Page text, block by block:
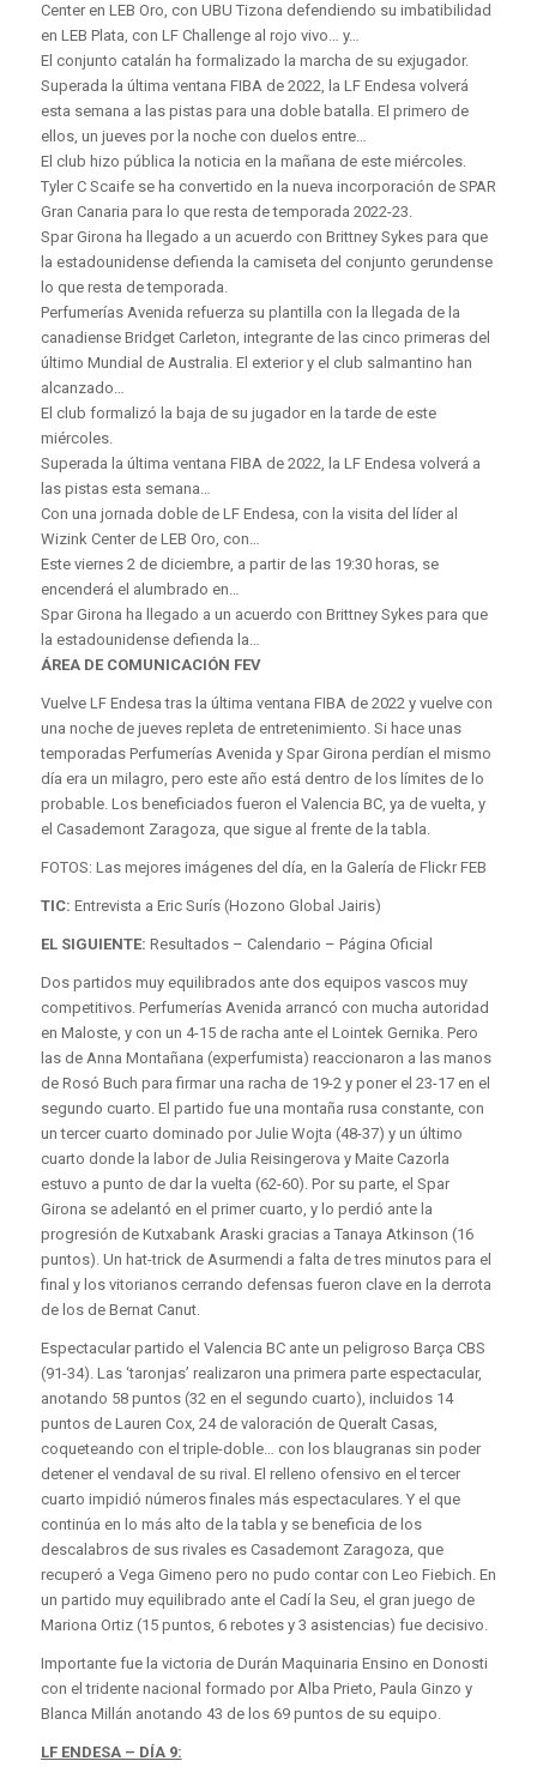
Center en LEB Oro, con UBU Tizona defendiendo su imbatibilidad
en LEB Plata, con LF Challenge al rojo vivo… y…
El conjunto catalán ha formalizado la marcha de su exjugador.
Superada la última ventana FIBA ​​de 2022, la LF Endesa volverá
esta semana a las pistas para una doble batalla. El primero de
ellos, un jueves por la noche con duelos entre…
El club hizo pública la noticia en la mañana de este miércoles.
Tyler C Scaife se ha convertido en la nueva incorporación de SPAR
Gran Canaria para lo que resta de temporada 2022-23.
Spar Girona ha llegado a un acuerdo con Brittney Sykes para que
la estadounidense defienda la camiseta del conjunto gerundense
lo que resta de temporada.
Perfumerías Avenida refuerza su plantilla con la llegada de la
canadiense Bridget Carleton, integrante de las cinco primeras del
último Mundial de Australia. El exterior y el club salmantino han
alcanzado…
El club formalizó la baja de su jugador en la tarde de este
miércoles.
Superada la última ventana FIBA ​​de 2022, la LF Endesa volverá a
las pistas esta semana…
Con una jornada doble de LF Endesa, con la visita del líder al
Wizink Center de LEB Oro, con…
Este viernes 2 de diciembre, a partir de las 19:30 horas, se
encenderá el alumbrado en…
Spar Girona ha llegado a un acuerdo con Brittney Sykes para que
la estadounidense defienda la…
ÁREA DE COMUNICACIÓN FEV
Vuelve LF Endesa tras la última ventana FIBA ​​de 2022 y vuelve con
una noche de jueves repleta de entretenimiento. Si hace unas
temporadas Perfumerías Avenida y Spar Girona perdían el mismo
día era un milagro, pero este año está dentro de los límites de lo
probable. Los beneficiados fueron el Valencia BC, ya de vuelta, y
el Casademont Zaragoza, que sigue al frente de la tabla.
FOTOS: Las mejores imágenes del día, en la Galería de Flickr FEB
TIC: Entrevista a Eric Surís (Hozono Global Jairis)
EL SIGUIENTE: Resultados – Calendario – Página Oficial
Dos partidos muy equilibrados ante dos equipos vascos muy
competitivos. Perfumerías Avenida arrancó con mucha autoridad
en Maloste, y con un 4-15 de racha ante el Lointek Gernika. Pero
las de Anna Montañana (experfumista) reaccionaron a las manos
de Rosó Buch para firmar una racha de 19-2 y poner el 23-17 en el
segundo cuarto. El partido fue una montaña rusa constante, con
un tercer cuarto dominado por Julie Wojta (48-37) y un último
cuarto donde la labor de Julia Reisingerova y Maite Cazorla
estuvo a punto de dar la vuelta (62-60). Por su parte, el Spar
Girona se adelantó en el primer cuarto, y lo perdió ante la
progresión de Kutxabank Araski gracias a Tanaya Atkinson (16
puntos). Un hat-trick de Asurmendi a falta de tres minutos para el
final y los vitorianos cerrando defensas fueron clave en la derrota
de los de Bernat Canut.
Espectacular partido el Valencia BC ante un peligroso Barça CBS
(91-34). Las ‘taronjas’ realizaron una primera parte espectacular,
anotando 58 puntos (32 en el segundo cuarto), incluidos 14
puntos de Lauren Cox, 24 de valoración de Queralt Casas,
coqueteando con el triple-doble… con los blaugranas sin poder
detener el vendaval de su rival. El relleno ofensivo en el tercer
cuarto impidió números finales más espectaculares. Y el que
continúa en lo más alto de la tabla y se beneficia de los
descalabros de sus rivales es Casademont Zaragoza, que
recuperó a Vega Gimeno pero no pudo contar con Leo Fiebich. En
un partido muy equilibrado ante el Cadí la Seu, el gran juego de
Mariona Ortiz (15 puntos, 6 rebotes y 3 asistencias) fue decisivo.
Importante fue la victoria de Durán Maquinaria Ensino en Donosti
con el tridente nacional formado por Alba Prieto, Paula Ginzo y
Blanca Millán anotando 43 de los 69 puntos de su equipo.
LF ENDESA – DÍA 9: